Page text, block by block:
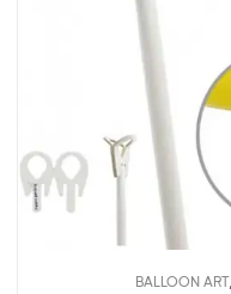
BALLOON ART,